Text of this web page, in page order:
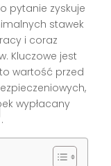
pytanie zyskuje
stawek
i coraz
Kluczowe jest
to wartość przed
wypłacany
.